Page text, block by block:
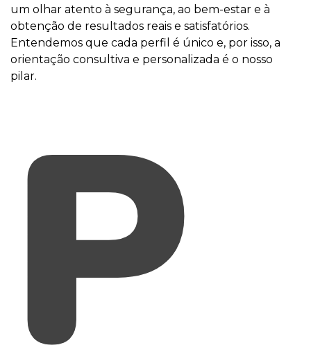
um olhar atento à segurança, ao bem-estar e à
obtenção de resultados reais e satisfatórios.
Entendemos que cada perfil é único e, por isso, a
orientação consultiva e personalizada é o nosso
pilar.P